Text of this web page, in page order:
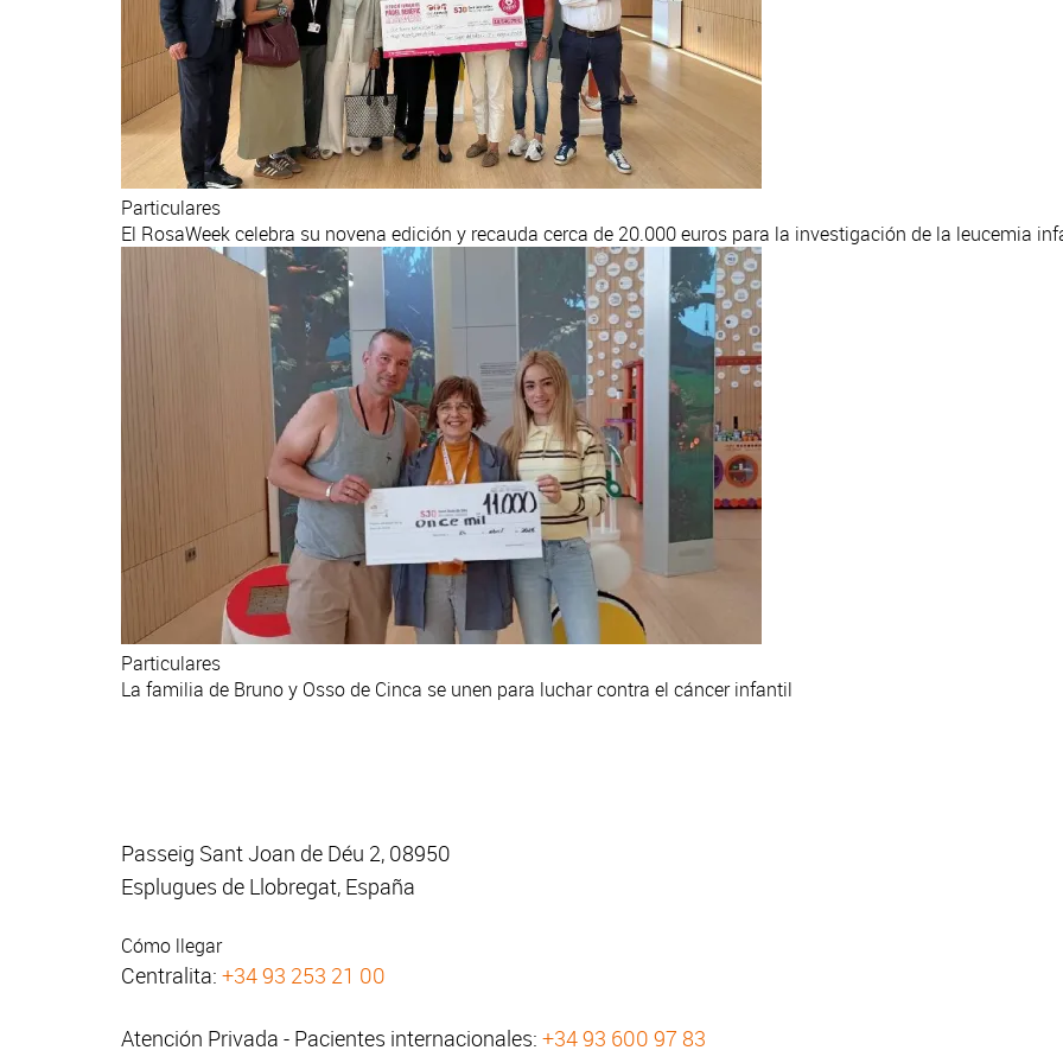
Particulares
El RosaWeek celebra su novena edición y recauda cerca de 20.000 euros para la investigación de la leucemia
Particulares
La familia de Bruno y Osso de Cinca se unen para luchar contra el cáncer infantil
Passeig Sant Joan de Déu 2, 08950
Esplugues de Llobregat, España
Cómo llegar
Centralita: +34 93 253 21 00
Atención Privada - Pacientes internacionales: +34 93 600 97 83